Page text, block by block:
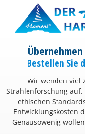
content
Bestellen Sie
Wir wenden viel
Strahlenforschung
ethischen
Entwicklungskosten
Genausowenig